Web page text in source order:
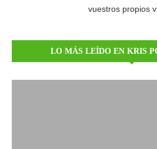
vuestros propios
LO MÁS LEÍDO EN KRIS